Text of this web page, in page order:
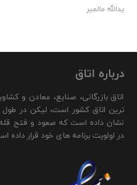
یدالله مالمیر
درباره اتاق
اتاق بازرگانی، صنایع، معادن و
ترین اتاق کشور است، لیکن در
نشان داده است که صعود و فتح قله
در اولویت برنامه های خود قرار داده